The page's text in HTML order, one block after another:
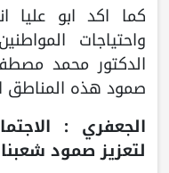
كما اكد ابو
واحتياجات
الدكتور محمد
صمود هذه المناطق
الجعفري :
لتعزيز صمود شعبنا